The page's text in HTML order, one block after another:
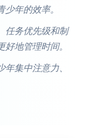
年的效率。
任务优先级和制
地管理时间。
集中注意力、